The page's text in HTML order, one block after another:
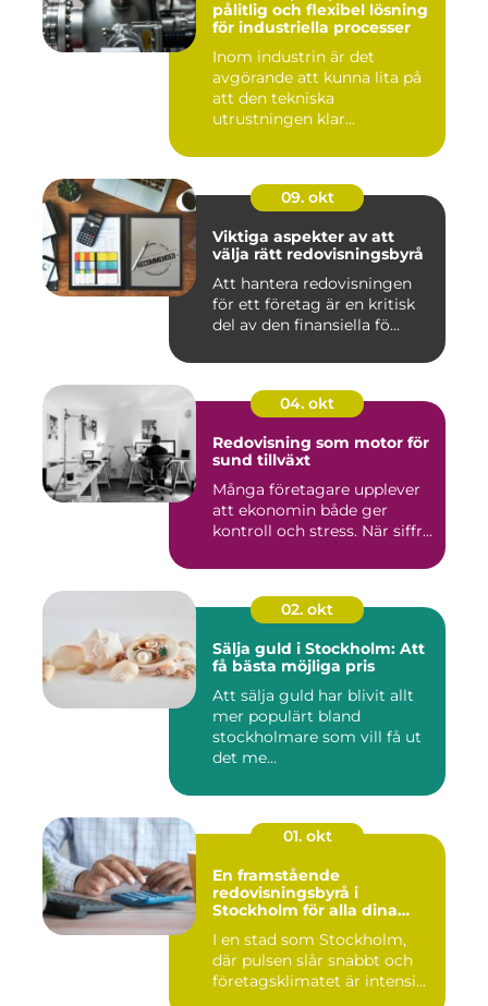
pålitlig och flexibel lösning
för industriella processer
Inom industrin är det
avgörande att kunna lita på
att den tekniska
utrustningen klar...
09. okt
Viktiga aspekter av att
välja rätt redovisningsbyrå
Att hantera redovisningen
för ett företag är en kritisk
del av den finansiella fö...
04. okt
Redovisning som motor för
sund tillväxt
Många företagare upplever
att ekonomin både ger
kontroll och stress. När siffr...
02. okt
Sälja guld i Stockholm: Att
få bästa möjliga pris
Att sälja guld har blivit allt
mer populärt bland
stockholmare som vill få ut
det me...
01. okt
En framstående
redovisningsbyrå i
Stockholm för alla dina
I en stad som Stockholm,
där pulsen slår snabbt och
företagsklimatet är intensi...